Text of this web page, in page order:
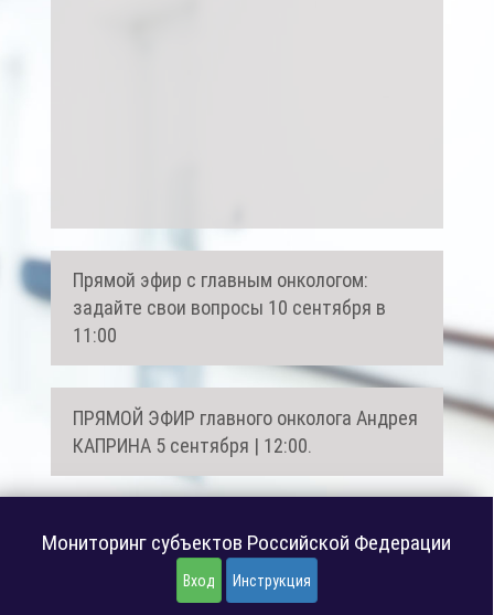
Прямой эфир с главным онкологом:
задайте свои вопросы 10 сентября в
11:00
ПРЯМОЙ ЭФИР главного онколога Андрея
КАПРИНА 5 сентября | 12:00.
Мониторинг субъектов Российской Федерации
Вход Инструкция